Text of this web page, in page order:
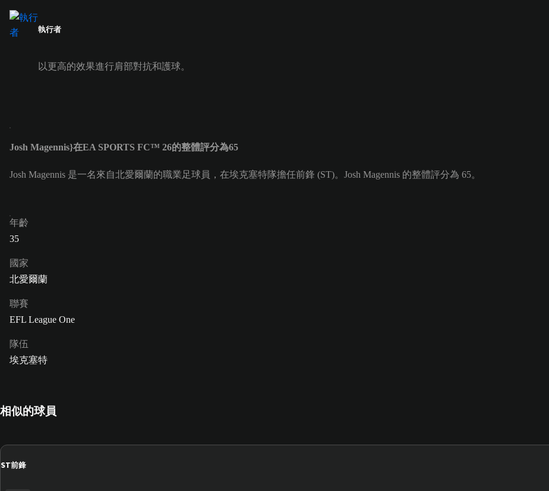
執行者
以更高的效果進行肩部對抗和護球。
Josh Magennis}在EA SPORTS FC™ 26的整體評分為65
Josh Magennis 是一名來自北愛爾蘭的職業足球員，在埃克塞特隊擔任前鋒 (ST)。Josh Magennis 的整體評分為 65。
年齡
35
國家
北愛爾蘭
聯賽
EFL League One
隊伍
埃克塞特
相似的球員
ST前鋒